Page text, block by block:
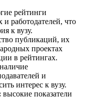
рейтинги
работодателей, что
к вузу.
публикаций, их
проектах
в рейтингах.
наличие
и
интерес к вузу.
высокие показатели